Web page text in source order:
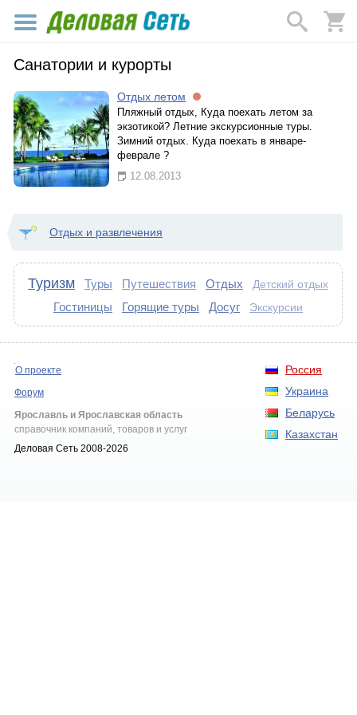
Санатории и курорты
Отдых летом
Пляжный отдых, Куда поехать летом за
экзотикой? Летние экскурсионные туры.
Зимний отдых. Куда поехать в январе-
феврале ?
12.08.2013
Отдых и развлечения
Туризм Туры Путешествия Отдых Детский отдых
Гостиницы Горящие туры Досуг Экскурсии
Россия
Украина
Беларусь
Казахстан
О проекте
Форум
Ярославль и Ярославская область
справочник компаний, товаров и услуг
Деловая Сеть 2008-2026